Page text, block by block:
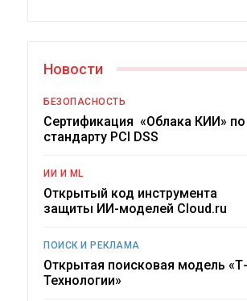
Новости
БЕЗОПАСНОСТЬ
Сертификация «Облака КИИ» по
стандарту PCI DSS
ИИ И ML
Открытый код инструмента
защиты ИИ-моделей Cloud.ru
ПОИСК И РЕКЛАМА
Открытая поисковая модель «Т-
Технологии»